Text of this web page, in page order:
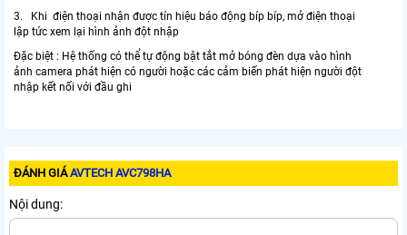
3. Khi điện thoại nhận được tín hiệu báo động bíp bíp, mở điện thoại
lập tức xem lại hình ảnh đột nhập
Đặc biệt : Hệ thống có thể tự động bật tắt mở bóng đèn dựa vào hình
ảnh camera phát hiện có người hoặc các cảm biến phát hiện người đột
nhập kết nối với đầu ghi
ĐÁNH GIÁAVTECH AVC798HA
Nội dung: